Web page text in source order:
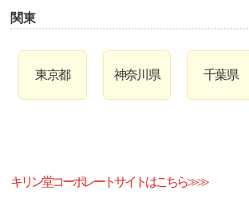
関東
東京都 神奈川県 千葉県
キリン堂コーポレートサイトはこちら≫≫